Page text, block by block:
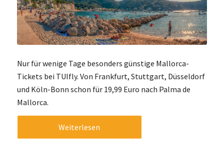
Nur für wenige Tage besonders günstige Mallorca-
Tickets bei TUIfly. Von Frankfurt, Stuttgart, Düsseldorf
und Köln-Bonn schon für 19,99 Euro nach Palma de
Mallorca.
Weiterlesen